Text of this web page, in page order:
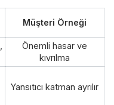
Müşteri Örneği
Önemli hasar ve
kıvrılma
Yansıtıcı katman ayrılır